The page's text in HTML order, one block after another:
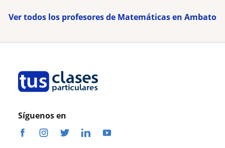
Ver todos los profesores de Matemáticas en Ambato
Síguenos en